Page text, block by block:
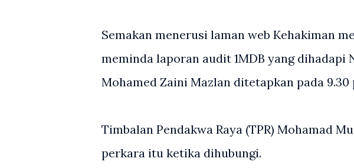
Semakan menerusi laman web Kehakiman
meminda laporan audit 1MDB yang dihadapi
Mohamed Zaini Mazlan ditetapkan pada 9.30
Timbalan Pendakwa Raya (TPR) Mohamad
perkara itu ketika dihubungi.